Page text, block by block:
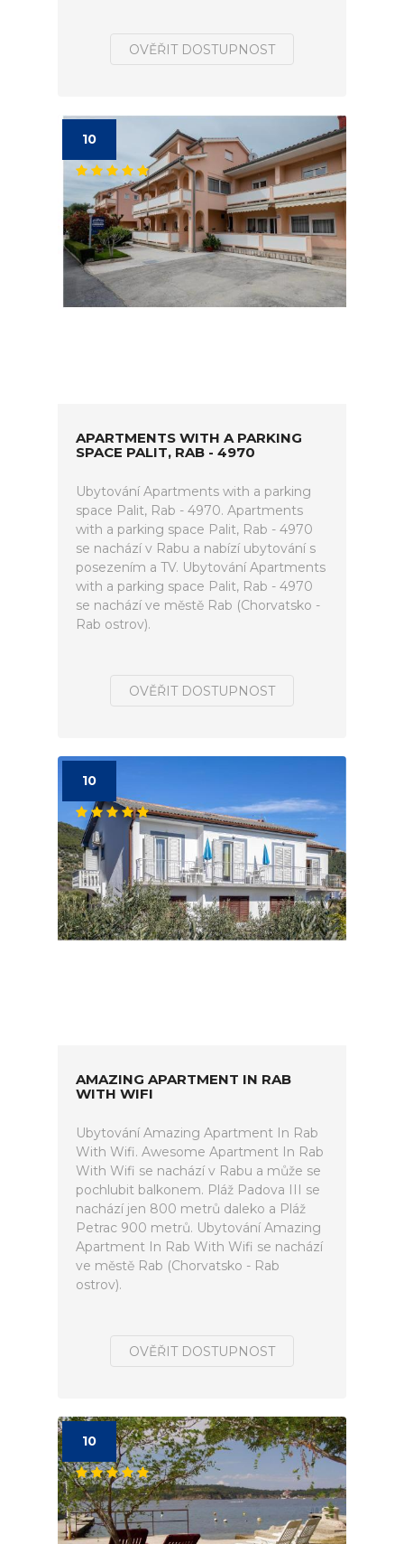
OVĚŘIT DOSTUPNOST
10
APARTMENTS WITH A PARKING
SPACE PALIT, RAB - 4970
Ubytování Apartments with a parking
space Palit, Rab - 4970. Apartments
with a parking space Palit, Rab - 4970
se nachází v Rabu a nabízí ubytování s
posezením a TV. Ubytování Apartments
with a parking space Palit, Rab - 4970
se nachází ve městě Rab (Chorvatsko -
Rab ostrov).
OVĚŘIT DOSTUPNOST
10
AMAZING APARTMENT IN RAB
WITH WIFI
Ubytování Amazing Apartment In Rab
With Wifi. Awesome Apartment In Rab
With Wifi se nachází v Rabu a může se
pochlubit balkonem. Pláž Padova III se
nachází jen 800 metrů daleko a Pláž
Petrac 900 metrů. Ubytování Amazing
Apartment In Rab With Wifi se nachází
ve městě Rab (Chorvatsko - Rab
ostrov).
OVĚŘIT DOSTUPNOST
10